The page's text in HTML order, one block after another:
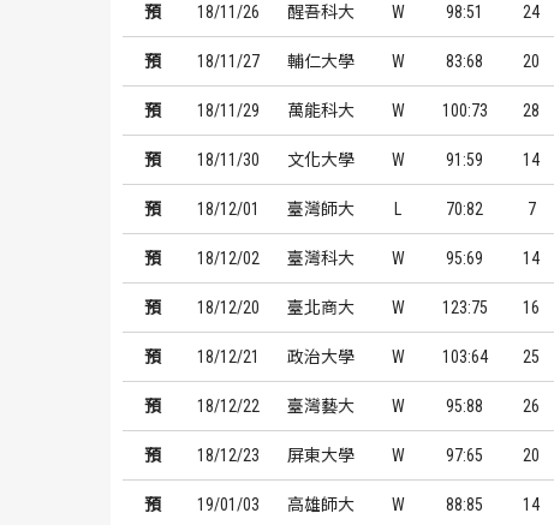
預 18/11/26 醒吾科大 W 98:51 24
預 18/11/27 輔仁大學 W 83:68 20
預 18/11/29 萬能科大 W 100:73 28
預 18/11/30 文化大學 W 91:59 14
預 18/12/01 臺灣師大 70:82 7
預 18/12/02 臺灣科大 W 95:69 14
預 18/12/20 臺北商大 W 123:75 16
預 18/12/21 政治大學 W 103:64 25
預 18/12/22 臺灣藝大 W 95:88 26
預 18/12/23 屏東大學 W 97:65 20
預 19/01/03 高雄師大 W 88:85 14